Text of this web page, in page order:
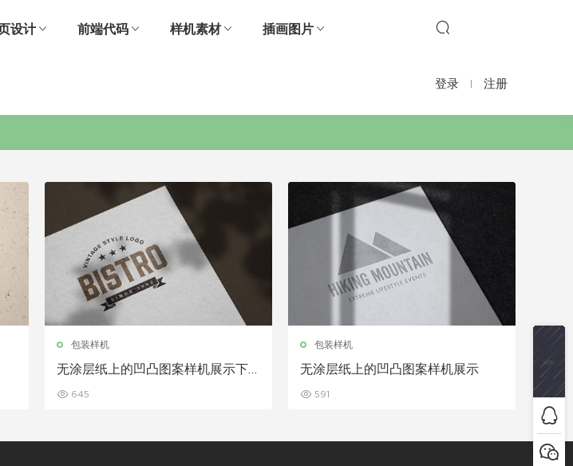
设计 前端代码 样机素材 插画图片
登录 注册
包装样机
无涂层纸上的凹凸图案样机展示下
645
包装样机
无涂层纸上的凹凸图案样机展示
591